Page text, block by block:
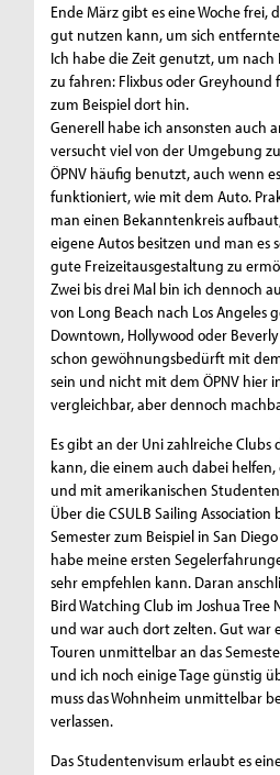
Ende März gibt es eine Woche frei,
gut nutzen kann, um sich
Ich habe die Zeit genutzt, um nach
zu fahren: Flixbus oder Greyhound
zum Beispiel dort hin.
Generell habe ich ansonsten auch
versucht viel von der Umgebung
ÖPNV häufig benutzt, auch wenn
funktioniert, wie mit dem Auto.
man einen Bekanntenkreis
eigene Autos besitzen und man es
gute Freizeitausgestaltung zu
Zwei bis drei Mal bin ich dennoch
von Long Beach nach Los Angeles
Downtown, Hollywood oder
schon gewöhnungsbedürft mit
sein und nicht mit dem ÖPNV hier
vergleichbar, aber dennoch
Es gibt an der Uni zahlreiche
kann, die einem auch dabei
und mit amerikanischen
Über die CSULB Sailing
Semester zum Beispiel in San
habe meine ersten
sehr empfehlen kann. Daran
Bird Watching Club im Joshua Tree
und war auch dort zelten. Gut war
Touren unmittelbar an das
und ich noch einige Tage günstig
muss das Wohnheim unmittelbar
verlassen.
Das Studentenvisum erlaubt es